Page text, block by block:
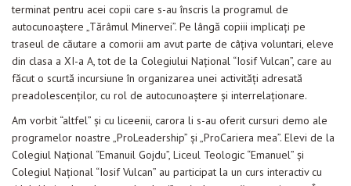
terminat pentru acei copii care s-au înscris la programul de
autocunoaştere „Tărâmul Minervei”. Pe lângă copiii implicaţi pe
traseul de căutare a comorii am avut parte de câţiva voluntari, eleve
din clasa a XI-a A, tot de la Colegiului Naţional “Iosif Vulcan”, care au
făcut o scurtă incursiune în organizarea unei activităţi adresată
preadolescenţilor, cu rol de autocunoaştere şi interrelaţionare.
Am vorbit “altfel” şi cu liceenii, carora li s-au oferit cursuri demo ale
programelor noastre „ProLeadership” şi „ProCariera mea”. Elevi de la
Colegiul Naţional “Emanuil Gojdu”, Liceul Teologic “Emanuel” şi
Colegiul Naţional “Iosif Vulcan” au participat la un curs interactiv cu